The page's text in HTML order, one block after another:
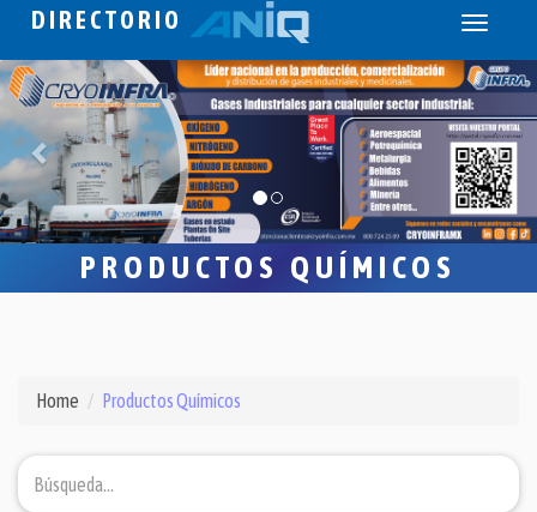
DIRECTORIO
Toggle
PRODUCTOS QUÍMICOS
Home Productos Químicos